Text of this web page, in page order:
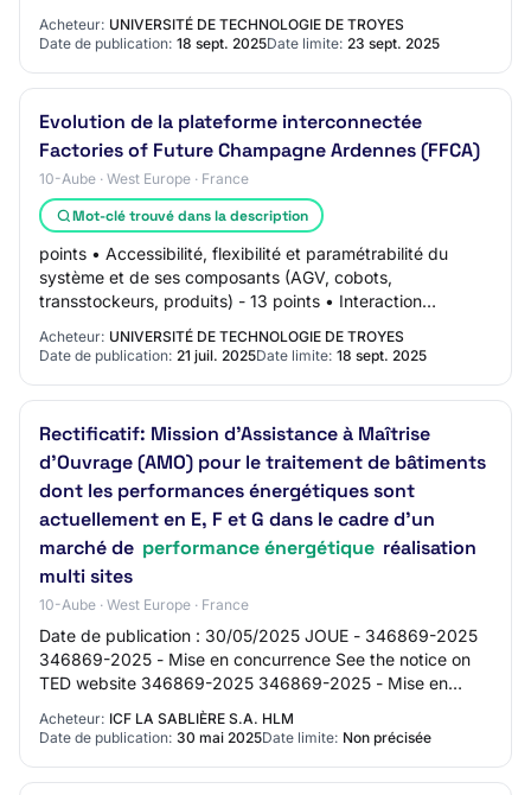
(couplage) entre les différents composants (AG…
Acheteur: UNIVERSITÉ DE TECHNOLOGIE DE TROYES
Date de publication: 18 sept. 2025Date limite: 23 sept. 2025
Evolution de la plateforme interconnectée
Factories of Future Champagne Ardennes (FFCA)
10-Aube · West Europe · France
Mot-clé trouvé dans la description
points • Accessibilité, flexibilité et paramétrabilité du
système et de ses composants (AGV, cobots,
transstockeurs, produits) - 13 points • Interaction
(couplage) entre les différents composants (AG…
Acheteur: UNIVERSITÉ DE TECHNOLOGIE DE TROYES
Date de publication: 21 juil. 2025Date limite: 18 sept. 2025
Rectificatif: Mission d'Assistance à Maîtrise
d'Ouvrage (AMO) pour le traitement de bâtiments
dont les performances énergétiques sont
actuellement en E, F et G dans le cadre d'un
marché de performance énergétique réalisation
multi sites
10-Aube · West Europe · France
Date de publication : 30/05/2025 JOUE - 346869-2025
346869-2025 - Mise en concurrence See the notice on
TED website 346869-2025 346869-2025 - Mise en
concurrence France – Services d'assistance à la c…
Acheteur: ICF LA SABLIÈRE S.A. HLM
Date de publication: 30 mai 2025Date limite: Non précisée